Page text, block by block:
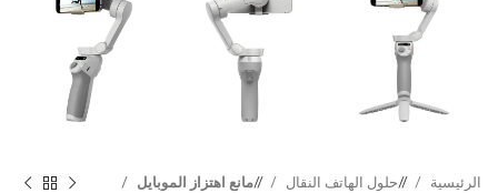
الرئيسية / حلول الهاتف النقال / مانع اهتزاز الموبايل